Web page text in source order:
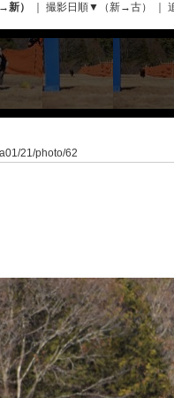
）
撮影日順▼（新→古）
21/photo/62